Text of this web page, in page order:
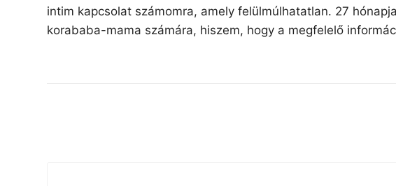
intim kapcsolat számomra, amely felülmúlhatatlan. 27
korababa-mama számára, hiszem, hogy a megfelelő